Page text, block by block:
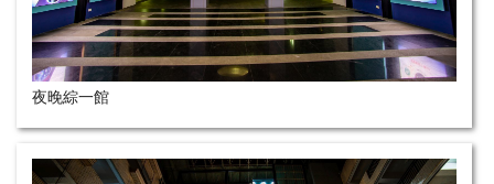
夜晚綜一館